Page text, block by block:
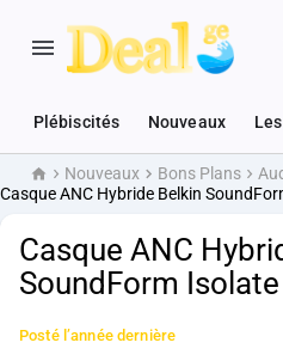
Plébiscités Nouveaux
AccueilNouveaux Bons Plans
Casque ANC Hybride Belkin
Casque ANC
SoundForm
Posté l’année dernière